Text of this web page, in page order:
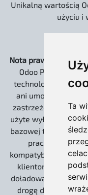
Ta
Unikalną wartością
użyciu i
Nota prawna:
Strona
Odoo Pro
technologicznymi.
ani umową
zastrzeżonym
użyte wyłącznie w
bazowej technologii
pracujemy.
kompatybilności z
klientom
doładowania IAP
drogę do